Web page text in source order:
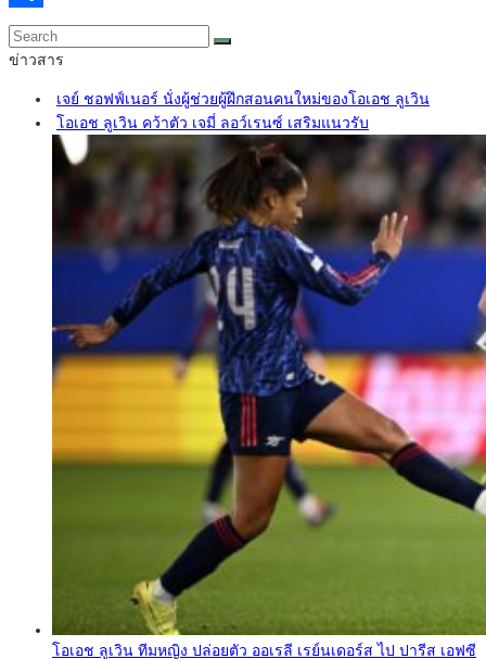
Share
ข่าวสาร
เจย์ ชอฟฟ์เนอร์ นั่งผู้ช่วยผู้ฝึกสอนคนใหม่ของโอเอช ลูเวิน
โอเอช ลูเวิน คว้าตัว เจมี่ ลอว์เรนซ์ เสริมแนวรับ
โอเอช ลูเวิน ทีมหญิง ปล่อยตัว ออเรลี เรย์นเดอร์ส ไป ปารีส เอฟซี